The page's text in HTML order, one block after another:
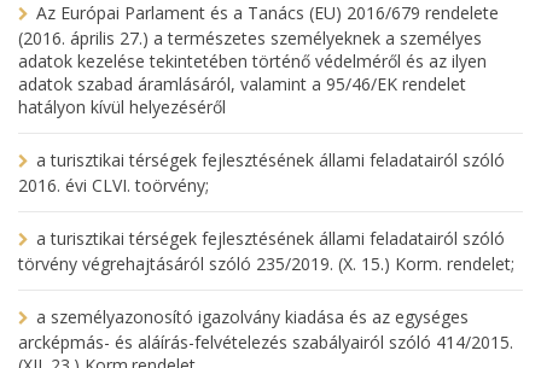
Az Európai Parlament és a Tanács (EU) 2016/679 rendelete
(2016. április 27.) a természetes személyeknek a személyes
adatok kezelése tekintetében történő védelméről és az ilyen
adatok szabad áramlásáról, valamint a 95/46/EK rendelet
hatályon kívül helyezéséről
a turisztikai térségek fejlesztésének állami feladatairól szóló
2016. évi CLVI. toörvény;
a turisztikai térségek fejlesztésének állami feladatairól szóló
törvény végrehajtásáról szóló 235/2019. (X. 15.) Korm. rendelet;
a személyazonosító igazolvány kiadása és az egységes
arcképmás- és aláírás-felvételezés szabályairól szóló 414/2015.